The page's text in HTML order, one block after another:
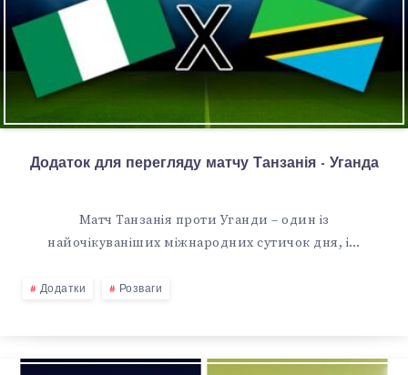
Додаток для перегляду матчу Танзанія - Уганда
Матч Танзанія проти Уганди – один із
найочікуваніших міжнародних сутичок дня, і…
Додатки Розваги